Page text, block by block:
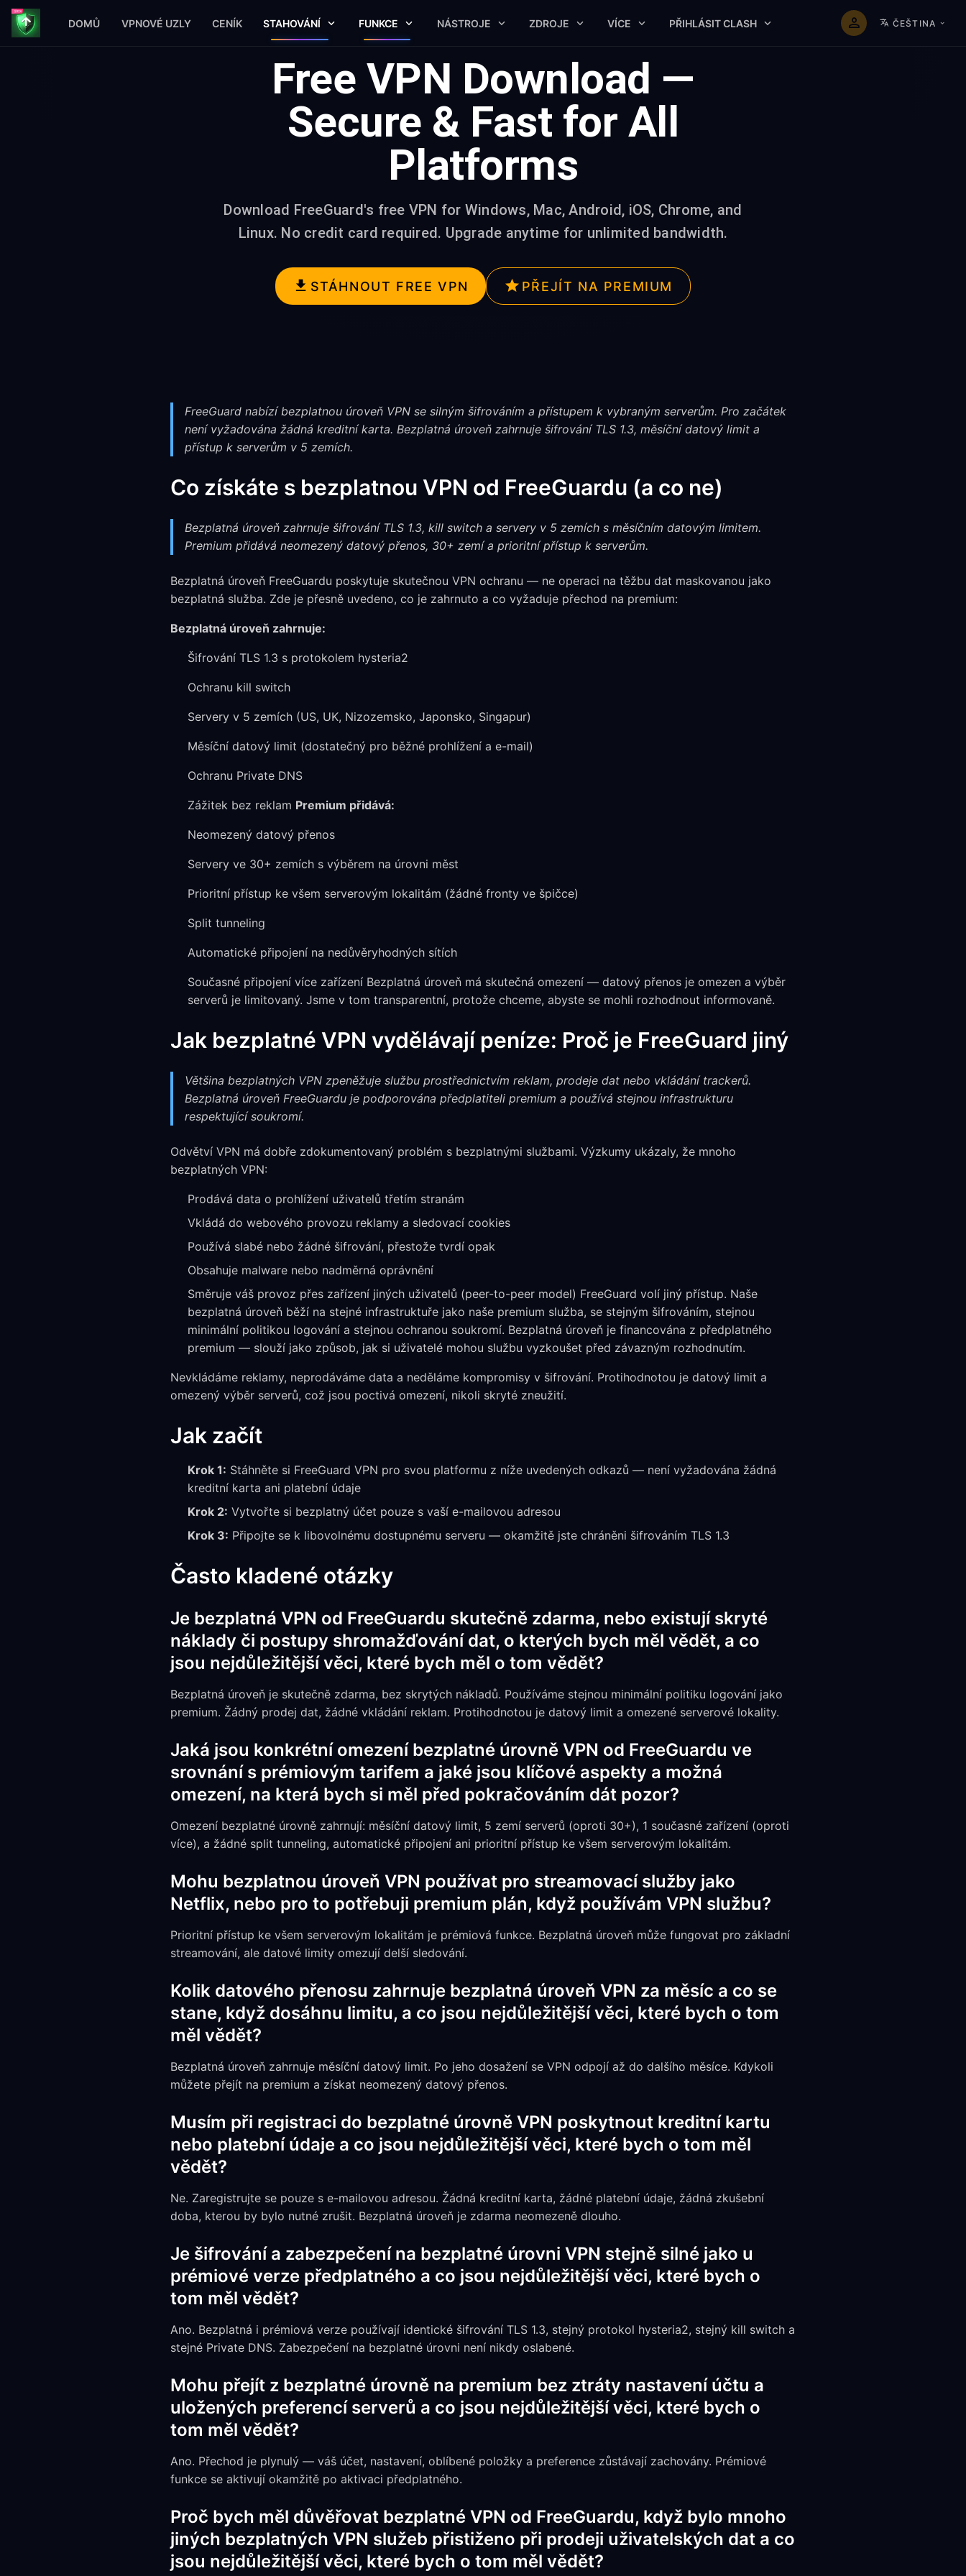
DOMŮ VPNOVÉ UZLY CENÍK STAHOVÁNÍ FUNKCE NÁSTROJE ZDROJE VÍCE PŘIHLÁSIT CLASH ČEŠTINA
Free VPN Download —
Secure & Fast for All
Platforms
Download FreeGuard's free VPN for Windows, Mac, Android, iOS, Chrome, and
Linux. No credit card required. Upgrade anytime for unlimited bandwidth.
STÁHNOUT FREE VPN PŘEJÍT NA PREMIUM
FreeGuard nabízí bezplatnou úroveň VPN se silným šifrováním a přístupem k vybraným serverům. Pro začátek
není vyžadována žádná kreditní karta. Bezplatná úroveň zahrnuje šifrování TLS 1.3, měsíční datový limit a
přístup k serverům v 5 zemích.
Co získáte s bezplatnou VPN od FreeGuardu (a co ne)
Bezplatná úroveň zahrnuje šifrování TLS 1.3, kill switch a servery v 5 zemích s měsíčním datovým limitem.
Premium přidává neomezený datový přenos, 30+ zemí a prioritní přístup k serverům.
Bezplatná úroveň FreeGuardu poskytuje skutečnou VPN ochranu — ne operaci na těžbu dat maskovanou jako
bezplatná služba. Zde je přesně uvedeno, co je zahrnuto a co vyžaduje přechod na premium:
Bezplatná úroveň zahrnuje:
Šifrování TLS 1.3 s protokolem hysteria2
Ochranu kill switch
Servery v 5 zemích (US, UK, Nizozemsko, Japonsko, Singapur)
Měsíční datový limit (dostatečný pro běžné prohlížení a e-mail)
Ochranu Private DNS
Zážitek bez reklam Premium přidává:
Neomezený datový přenos
Servery ve 30+ zemích s výběrem na úrovni měst
Prioritní přístup ke všem serverovým lokalitám (žádné fronty ve špičce)
Split tunneling
Automatické připojení na nedůvěryhodných sítích
Současné připojení více zařízení Bezplatná úroveň má skutečná omezení — datový přenos je omezen a výběr
serverů je limitovaný. Jsme v tom transparentní, protože chceme, abyste se mohli rozhodnout informovaně.
Jak bezplatné VPN vydělávají peníze: Proč je FreeGuard jiný
Většina bezplatných VPN zpeněžuje službu prostřednictvím reklam, prodeje dat nebo vkládání trackerů.
Bezplatná úroveň FreeGuardu je podporována předplatiteli premium a používá stejnou infrastrukturu
respektující soukromí.
Odvětví VPN má dobře zdokumentovaný problém s bezplatnými službami. Výzkumy ukázaly, že mnoho
bezplatných VPN:
Prodává data o prohlížení uživatelů třetím stranám
Vkládá do webového provozu reklamy a sledovací cookies
Používá slabé nebo žádné šifrování, přestože tvrdí opak
Obsahuje malware nebo nadměrná oprávnění
Směruje váš provoz přes zařízení jiných uživatelů (peer-to-peer model) FreeGuard volí jiný přístup. Naše
bezplatná úroveň běží na stejné infrastruktuře jako naše premium služba, se stejným šifrováním, stejnou
minimální politikou logování a stejnou ochranou soukromí. Bezplatná úroveň je financována z předplatného
premium — slouží jako způsob, jak si uživatelé mohou službu vyzkoušet před závazným rozhodnutím.
Nevkládáme reklamy, neprodáváme data a neděláme kompromisy v šifrování. Protihodnotou je datový limit a
omezený výběr serverů, což jsou poctivá omezení, nikoli skryté zneužití.
Jak začít
Krok 1: Stáhněte si FreeGuard VPN pro svou platformu z níže uvedených odkazů — není vyžadována žádná
kreditní karta ani platební údaje
Krok 2: Vytvořte si bezplatný účet pouze s vaší e-mailovou adresou
Krok 3: Připojte se k libovolnému dostupnému serveru — okamžitě jste chráněni šifrováním TLS 1.3
Často kladené otázky
Je bezplatná VPN od FreeGuardu skutečně zdarma, nebo existují skryté
náklady či postupy shromažďování dat, o kterých bych měl vědět, a co
jsou nejdůležitější věci, které bych měl o tom vědět?
Bezplatná úroveň je skutečně zdarma, bez skrytých nákladů. Používáme stejnou minimální politiku logování jako
premium. Žádný prodej dat, žádné vkládání reklam. Protihodnotou je datový limit a omezené serverové lokality.
Jaká jsou konkrétní omezení bezplatné úrovně VPN od FreeGuardu ve
srovnání s prémiovým tarifem a jaké jsou klíčové aspekty a možná
omezení, na která bych si měl před pokračováním dát pozor?
Omezení bezplatné úrovně zahrnují: měsíční datový limit, 5 zemí serverů (oproti 30+), 1 současné zařízení (oproti
více), a žádné split tunneling, automatické připojení ani prioritní přístup ke všem serverovým lokalitám.
Mohu bezplatnou úroveň VPN používat pro streamovací služby jako
Netflix, nebo pro to potřebuji premium plán, když používám VPN službu?
Prioritní přístup ke všem serverovým lokalitám je prémiová funkce. Bezplatná úroveň může fungovat pro základní
streamování, ale datové limity omezují delší sledování.
Kolik datového přenosu zahrnuje bezplatná úroveň VPN za měsíc a co se
stane, když dosáhnu limitu, a co jsou nejdůležitější věci, které bych o tom
měl vědět?
Bezplatná úroveň zahrnuje měsíční datový limit. Po jeho dosažení se VPN odpojí až do dalšího měsíce. Kdykoli
můžete přejít na premium a získat neomezený datový přenos.
Musím při registraci do bezplatné úrovně VPN poskytnout kreditní kartu
nebo platební údaje a co jsou nejdůležitější věci, které bych o tom měl
vědět?
Ne. Zaregistrujte se pouze s e-mailovou adresou. Žádná kreditní karta, žádné platební údaje, žádná zkušební
doba, kterou by bylo nutné zrušit. Bezplatná úroveň je zdarma neomezeně dlouho.
Je šifrování a zabezpečení na bezplatné úrovni VPN stejně silné jako u
prémiové verze předplatného a co jsou nejdůležitější věci, které bych o
tom měl vědět?
Ano. Bezplatná i prémiová verze používají identické šifrování TLS 1.3, stejný protokol hysteria2, stejný kill switch a
stejné Private DNS. Zabezpečení na bezplatné úrovni není nikdy oslabené.
Mohu přejít z bezplatné úrovně na premium bez ztráty nastavení účtu a
uložených preferencí serverů a co jsou nejdůležitější věci, které bych o
tom měl vědět?
Ano. Přechod je plynulý — váš účet, nastavení, oblíbené položky a preference zůstávají zachovány. Prémiové
funkce se aktivují okamžitě po aktivaci předplatného.
Proč bych měl důvěřovat bezplatné VPN od FreeGuardu, když bylo mnoho
jiných bezplatných VPN služeb přistiženo při prodeji uživatelských dat a co
jsou nejdůležitější věci, které bych o tom měl vědět?